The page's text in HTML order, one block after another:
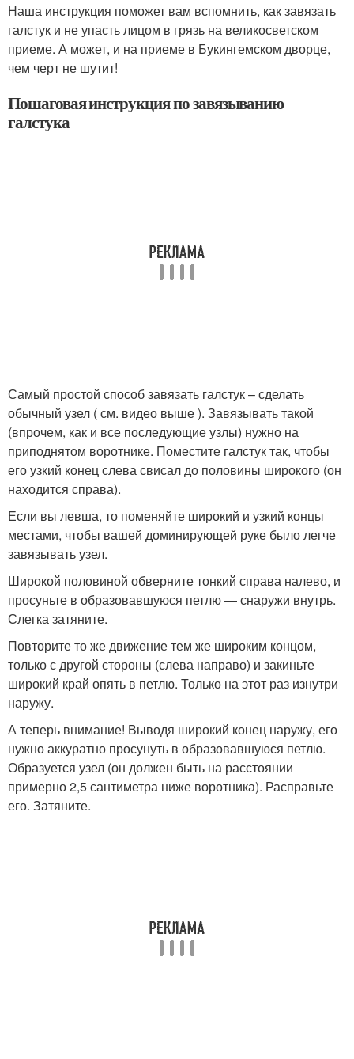
Наша инструкция поможет вам вспомнить, как завязать
галстук и не упасть лицом в грязь на великосветском
приеме. А может, и на приеме в Букингемском дворце,
чем черт не шутит!
Пошаговая инструкция по завязыванию
галстука
Самый простой способ завязать галстук – сделать
обычный узел ( см. видео выше ). Завязывать такой
(впрочем, как и все последующие узлы) нужно на
приподнятом воротнике. Поместите галстук так, чтобы
его узкий конец слева свисал до половины широкого (он
находится справа).
Если вы левша, то поменяйте широкий и узкий концы
местами, чтобы вашей доминирующей руке было легче
завязывать узел.
Широкой половиной обверните тонкий справа налево, и
просуньте в образовавшуюся петлю — снаружи внутрь.
Слегка затяните.
Повторите то же движение тем же широким концом,
только с другой стороны (слева направо) и закиньте
широкий край опять в петлю. Только на этот раз изнутри
наружу.
А теперь внимание! Выводя широкий конец наружу, его
нужно аккуратно просунуть в образовавшуюся петлю.
Образуется узел (он должен быть на расстоянии
примерно 2,5 сантиметра ниже воротника). Расправьте
его. Затяните.